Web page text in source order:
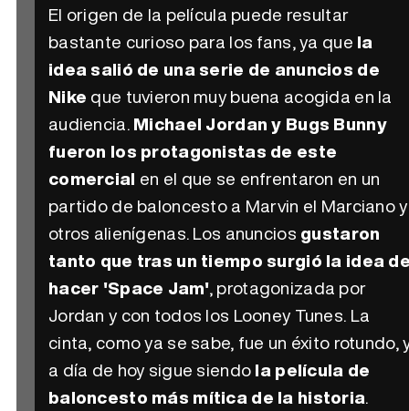
El origen de la película puede resultar
bastante curioso para los fans, ya que la
idea salió de una serie de anuncios de
Nike que tuvieron muy buena acogida en la
audiencia.Michael Jordan y Bugs Bunny
fueron los protagonistas de este
comercial en el que se enfrentaron en un
partido de baloncesto a Marvin el Marciano y
otros alienígenas. Los anuncios gustaron
tanto que tras un tiempo surgió la idea
hacer 'Space Jam', protagonizada por
Jordan y con todos los Looney Tunes. La
cinta, como ya se sabe, fue un éxito rotundo,
a día de hoy sigue siendola película de
baloncesto más mítica de la historia.